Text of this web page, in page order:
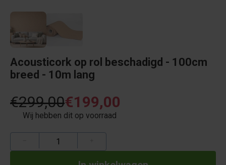
Acousticork op rol beschadigd - 100cm
breed - 10m lang
€299,00€199,00
Wij hebben dit op voorraad